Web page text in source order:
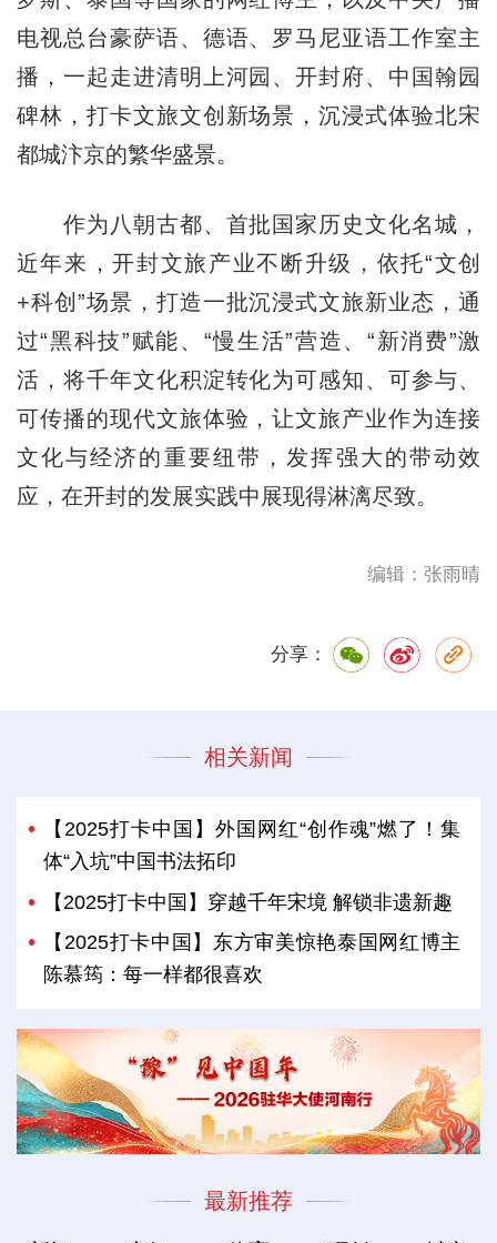
电视总台豪萨语、德语、罗马尼亚语工作室主
播，一起走进清明上河园、开封府、中国翰园
碑林，打卡文旅文创新场景，沉浸式体验北宋
都城汴京的繁华盛景。
作为八朝古都、首批国家历史文化名城，
近年来，开封文旅产业不断升级，依托“文创
+科创”场景，打造一批沉浸式文旅新业态，通
过“黑科技”赋能、“慢生活”营造、“新消费”激
活，将千年文化积淀转化为可感知、可参与、
可传播的现代文旅体验，让文旅产业作为连接
文化与经济的重要纽带，发挥强大的带动效
应，在开封的发展实践中展现得淋漓尽致。
编辑：张雨晴
分享：
相关新闻
【2025打卡中国】外国网红“创作魂”燃了！集
体“入坑”中国书法拓印
【2025打卡中国】穿越千年宋境 解锁非遗新趣
【2025打卡中国】东方审美惊艳泰国网红博主
陈慕筠：每一样都很喜欢
最新推荐